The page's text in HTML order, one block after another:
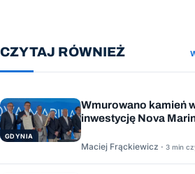
CZYTAJ RÓWNIEŻ
GDYNIA
Wmurowano kamień
inwestycję Nova
Maciej Frąckiewicz · 3 min